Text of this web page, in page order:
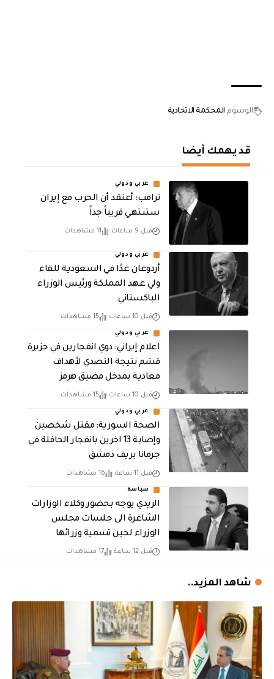
الوسوم المحكمة الاتحادية
قد يهمك أيضا
عربي ودولي
‏ترامب: أعتقد أن الحرب مع إيران
ستنتهي قريباً جداً
قبل 9 ساعات 11 مشاهدات
عربي ودولي
أردوغان غدًا في السعودية للقاء
ولي عهد المملكة ورئيس الوزراء
الباكستاني
قبل 10 ساعات 15 مشاهدات
عربي ودولي
اعلام إيراني: دوي انفجارين في جزيرة
قشم نتيجة التصدي لأهداف
معادية بمدخل مضيق هرمز
قبل 10 ساعات 15 مشاهدات
عربي ودولي
الصحة السورية: مقتل شخصين
وإصابة 13 اخرين بانفجار الحافلة في
جرمانا بريف دمشق
قبل 11 ساعة 16 مشاهدات
سياسة
الزيدي يوجه بحضور وكلاء الوزارات
الشاغرة الى جلسات مجلس
الوزراء لحين تسمية وزرائها
قبل 12 ساعة 17 مشاهدات
شاهد المزيد..